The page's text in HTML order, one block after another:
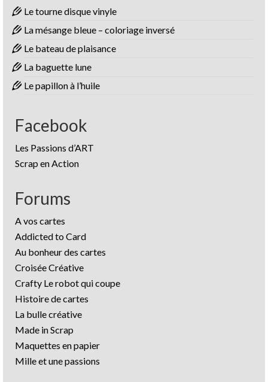
Le tourne disque vinyle
La mésange bleue – coloriage inversé
Le bateau de plaisance
La baguette lune
Le papillon à l’huile
Facebook
Les Passions d’ART
Scrap en Action
Forums
A vos cartes
Addicted to Card
Au bonheur des cartes
Croisée Créative
Crafty Le robot qui coupe
Histoire de cartes
La bulle créative
Made in Scrap
Maquettes en papier
Mille et une passions